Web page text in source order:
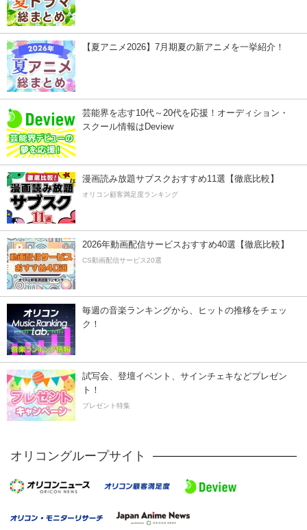
【夏アニメ2026】7月期夏の新アニメを一挙紹介！
芸能界を志す10代～20代を応援！オーディション・
スクール情報はDeview
漫画読み放題サブスクおすすめ11選【徹底比較】
オリコン顧客満足度ランキング
2026年動画配信サービスおすすめ40選【徹底比較】
CS動画配信サービス20選
毎週の音楽ランキングから、ヒットの推移をチェッ
ク！
試写会、登壇イベント、サインチェキなどプレゼン
ト！
プレゼント特集
オリコングループサイト